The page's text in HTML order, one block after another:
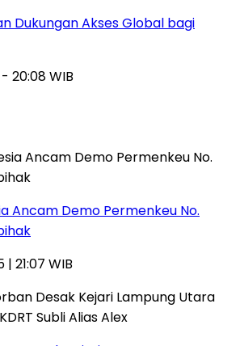
Dukungan Akses Global bagi
20:08 WIB
Ancam Demo Permenkeu No.
21:07 WIB